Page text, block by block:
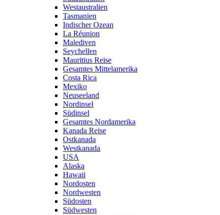
Westaustralien
Tasmanien
Indischer Ozean
La Réunion
Malediven
Seychellen
Mauritius Reise
Gesamtes Mittelamerika
Costa Rica
Mexiko
Neuseeland
Nordinsel
Südinsel
Gesamtes Nordamerika
Kanada Reise
Ostkanada
Westkanada
USA
Alaska
Hawaii
Nordosten
Nordwesten
Südosten
Südwesten